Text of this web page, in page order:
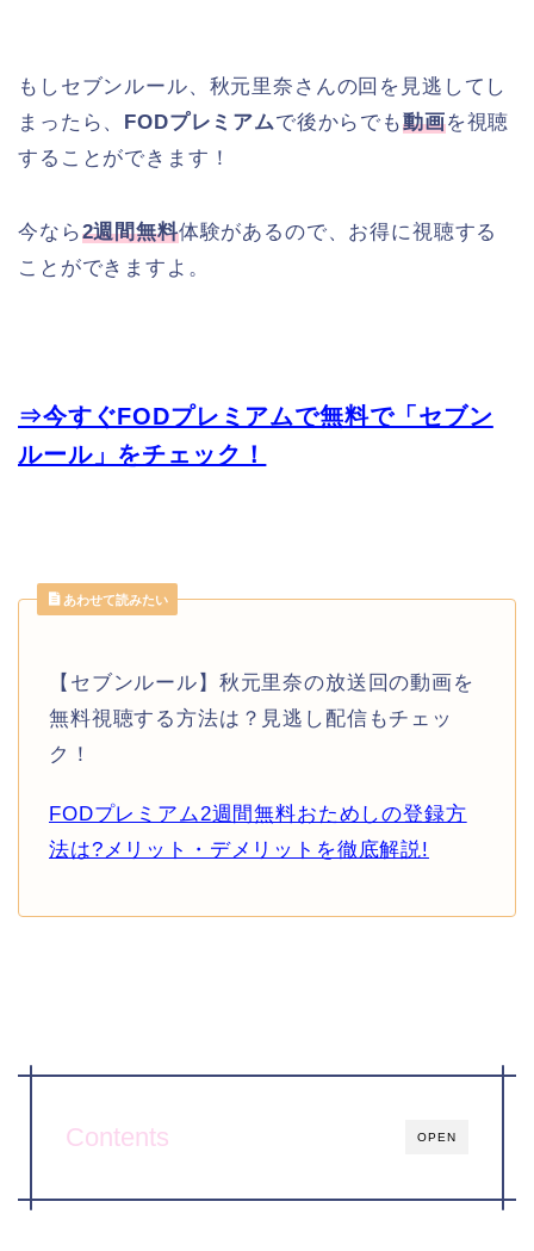
もしセブンルール、秋元里奈さんの回を見逃してし
まったら、 FODプレミアムで後からでも動画を視聴
することができます！
今なら2週間無料体験があるので、お得に視聴する
ことができますよ。
⇒今すぐFODプレミアムで無料で「セブン
ルール」をチェック！
あわせて読みたい
【セブンルール】秋元里奈の放送回の動画を
無料視聴する方法は？見逃し配信もチェッ
ク！
FODプレミアム2週間無料おためしの登録方
法は?メリット・デメリットを徹底解説!
OPEN
Contents